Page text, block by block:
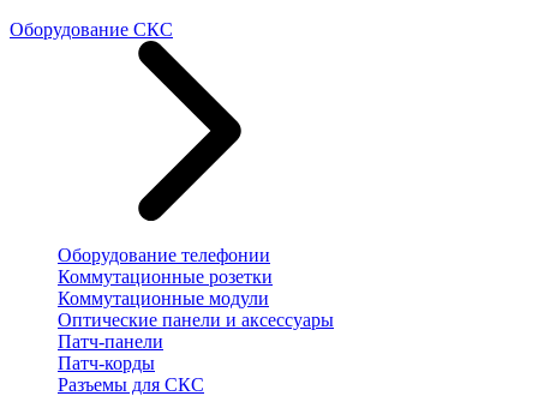
Оборудование СКС
Оборудование телефонии
Коммутационные розетки
Коммутационные модули
Оптические панели и аксессуары
Патч-панели
Патч-корды
Разъемы для СКС